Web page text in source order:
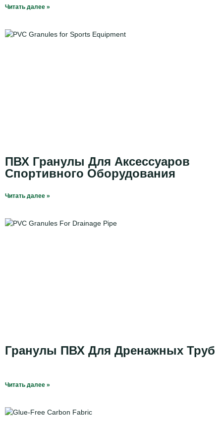
Читать далее »
ПВХ Гранулы Для Аксессуаров
Спортивного Оборудования
Читать далее »
Гранулы ПВХ Для Дренажных Труб
Читать далее »